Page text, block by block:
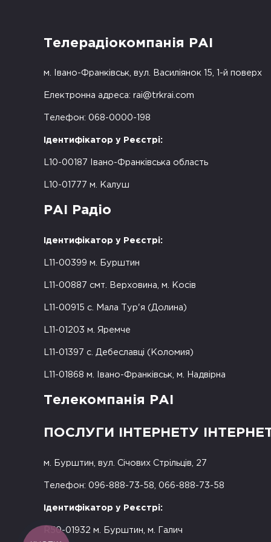
Телерадіокомпанія РАІ
м. Івано-Франківськ, вул. Василіянок 15, 1-й поверх
Електронна адреса: rai@trkrai.com
Телефон: 068-0000-198
Ідентифікатор у Реєстрі:
L10-00187 Івано-Франківська область
L10-01777 м. Калуш
РАІ Радіо
Ідентифікатор у Реєстрі:
L11-00399 м. Бурштин
L11-00887 смт. Верховина, м. Косів
L11-00915 с. Мала Тур'я (Долина)
L11-01203 м. Яремче
L11-01397 с. Дебеславці (Коломия)
L11-01868 м. Івано-Франківськ, м. Надвірна
Телекомпанія РАІ
ПОСЛУГИ ІНТЕРНЕТУ
м. Бурштин, вул. Січових Стрільців, 27
Телефон: 096-888-73-58, 066-888-73-58
Ідентифікатор у Реєстрі:
R50-01932 м. Бурштин, м. Галич